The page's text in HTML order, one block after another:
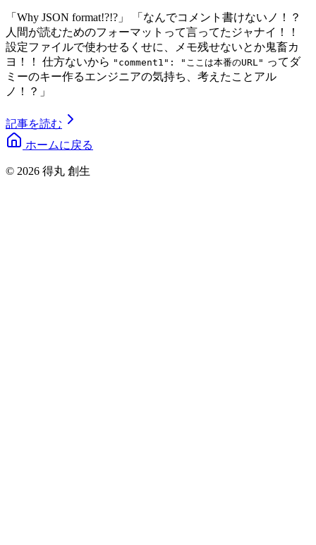
「Why JSON format!?!?」 「なんでコメント書けないノ！？
人間が読むためのフォーマットって言ってたジャナイ！！
設定ファイルで使わせるくせに、メモ残せないとか鬼畜カ
ヨ！！ 仕方ないから "comment1": "ここは本番のURL" ってダ
ミーのキー作るエンジニアの気持ち、考えたことアル
ノ！？」
記事を読む
ホームに戻る
© 2026 得丸 創生